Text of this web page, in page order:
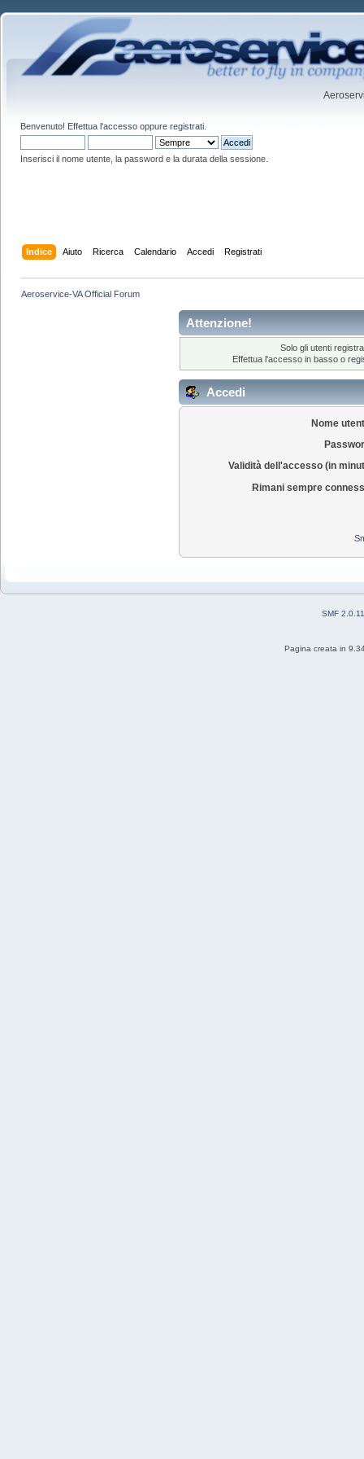
Benvenuto! Effettua l'accesso oppure registrati
Inserisci il nome utente, la password e la durata della sessione.
Indice Aiuto Ricerca Calendario Accedi Registrati
Aeroservice-VA Official Forum
Attenzione!
Solo gli utenti
Effettua l'accesso in basso o
Accedi
Nome
Validità dell'accesso (in
Rimani sempre
SMF 2.0.11
Pagina creata in